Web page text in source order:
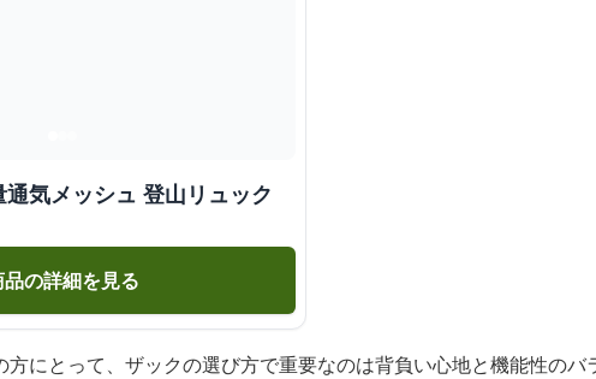
気メッシュ 登山リュック
品の詳細を見る
方にとって、ザックの選び方で重要なのは背負い心地と機能性のバ